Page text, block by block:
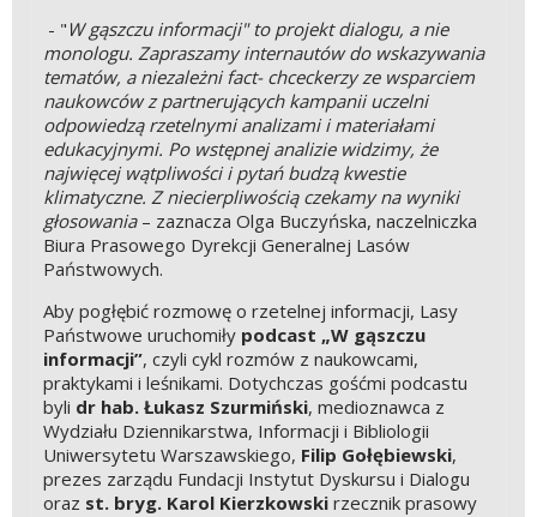
- " W gąszczu informacji" to projekt dialogu, a nie
monologu. Zapraszamy internautów do wskazywania
tematów, a niezależni fact- chceckerzy ze wsparciem
naukowców z partnerujących kampanii uczelni
odpowiedzą rzetelnymi analizami i materiałami
edukacyjnymi. Po wstępnej analizie widzimy, że
najwięcej wątpliwości i pytań budzą kwestie
klimatyczne. Z niecierpliwością czekamy na wyniki
głosowania– zaznacza Olga Buczyńska, naczelniczka
Biura Prasowego Dyrekcji Generalnej Lasów
Państwowych.
Aby pogłębić rozmowę o rzetelnej informacji, Lasy
Państwowe uruchomiły podcast „W gąszczu
informacji”, czyli cykl rozmów z naukowcami,
praktykami i leśnikami. Dotychczas gośćmi podcastu
byli dr hab. Łukasz Szurmiński, medioznawca z
Wydziału Dziennikarstwa, Informacji i Bibliologii
Uniwersytetu Warszawskiego, Filip Gołębiewski,
prezes zarządu Fundacji Instytut Dyskursu i Dialogu
oraz st. bryg. Karol Kierzkowski rzecznik prasowy